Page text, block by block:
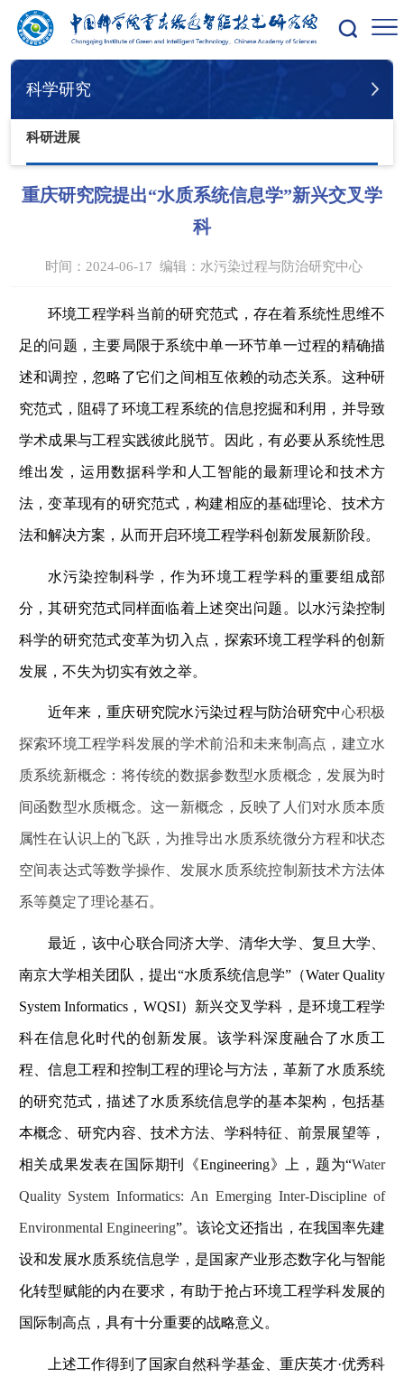
您的位置：首页 科学研究 科研进展
科学研究
科研进展
重庆研究院提出“水质系统信息学”新兴交叉学
科
时间：2024-06-17 编辑： 水污染过程与防治研究中心
环境工程学科当前的研究范式，存在着系统性思维不
足的问题，主要局限于系统中单一环节单一过程的精确描
述和调控，忽略了它们之间相互依赖的动态关系。这种研
究范式，阻碍了环境工程系统的信息挖掘和利用，并导致
学术成果与工程实践彼此脱节。因此，有必要从系统性思
维出发，运用数据科学和人工智能的最新理论和技术方
法，变革现有的研究范式，构建相应的基础理论、技术方
法和解决方案，从而开启环境工程学科创新发展新阶段。
水污染控制科学，作为环境工程学科的重要组成部
分，其研究范式同样面临着上述突出问题。以水污染控制
科学的研究范式变革为切入点，探索环境工程学科的创新
发展，不失为切实有效之举。
近年来，重庆研究院水污染过程与防治研究中心积极
探索环境工程学科发展的学术前沿和未来制高点，建立水
质系统新概念：将传统的数据参数型水质概念，发展为时
间函数型水质概念。这一新概念，反映了人们对水质本质
属性在认识上的飞跃，为推导出水质系统微分方程和状态
空间表达式等数学操作、发展水质系统控制新技术方法体
系等奠定了理论基石。
最近，该中心联合同济大学、清华大学、复旦大学、
南京大学相关团队，提出“水质系统信息学”（Water Quality
System Informatics ， WQSI）新兴交叉学科， 是环境工程学
科在信息化时代的创新发展。该学科深度融合了水质工
程、信息工程和控制工程的理论与方法，革新了水 质系统
的研究范式，描述了水质系统信息学的基本架构，包括基
本概念、研究内容、技术方法、学科特征、前景展望等，
相关成果发表在 国际期刊《Engineering》上，题为“Water
Quality System Informatics: An Emerging Inter-Discipline of
Environmental Engineering”。该论文还指出，在我国率先建
设和发展水质系统信息学，是国家产业形态数字化与智能
化转型赋能的内在要求，有助于抢占环境工程学科发展的
国际制高点，具有十分重要的战略意义。
上述工作得到了国家自然科学基金、重庆英才·优秀科